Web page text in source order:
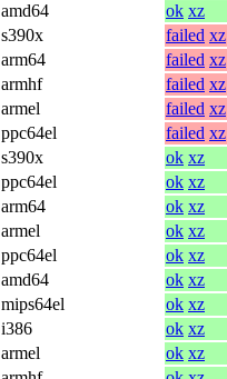
amd64 ok xz
s390x failed xz
arm64 failed xz
armhf failed xz
armel failed xz
ppc64el failed xz
s390x ok xz
ppc64el ok xz
arm64 ok xz
armel ok xz
ppc64el ok xz
amd64 ok xz
mips64el ok xz
i386 ok xz
armel ok xz